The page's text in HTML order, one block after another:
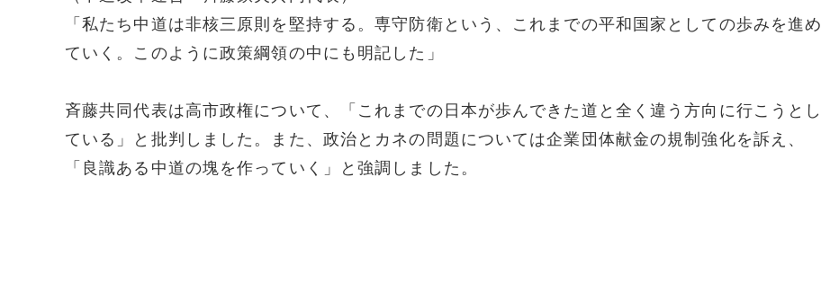
「私たち中道は非核三原則を堅持する。専守防衛という、これまでの平和国家としての歩みを進め
ていく。このように政策綱領の中にも明記した」
斉藤共同代表は高市政権について、「これまでの日本が歩んできた道と全く違う方向に行こうとし
ている」と批判しました。また、政治とカネの問題については企業団体献金の規制強化を訴え、
「良識ある中道の塊を作っていく」と強調しました。